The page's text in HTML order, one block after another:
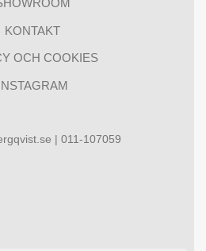
KONTAKT
OCH COOKIES
| 011-107059